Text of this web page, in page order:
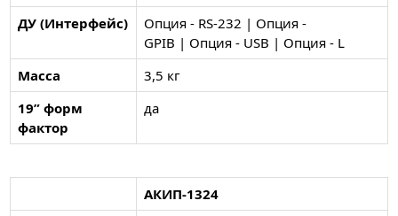
ДУ (Интерфейс)
Опция - RS-232 | Опция -
GPIB | Опция - USB | Опция - L
Масса
3,5 кг
19” форм
фактор
да
АКИП-1324